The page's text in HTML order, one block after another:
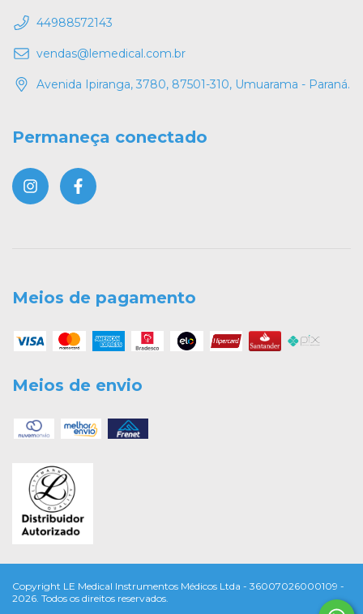
44988572143
vendas@lemedical.com.br
Avenida Ipiranga, 3780, 87501-310, Umuarama - Paraná.
Permaneça conectado
Meios de pagamento
Meios de envio
Copyright LE Medical Instrumentos Médicos Ltda - 36007026000109 -
2026. Todos os direitos reservados.